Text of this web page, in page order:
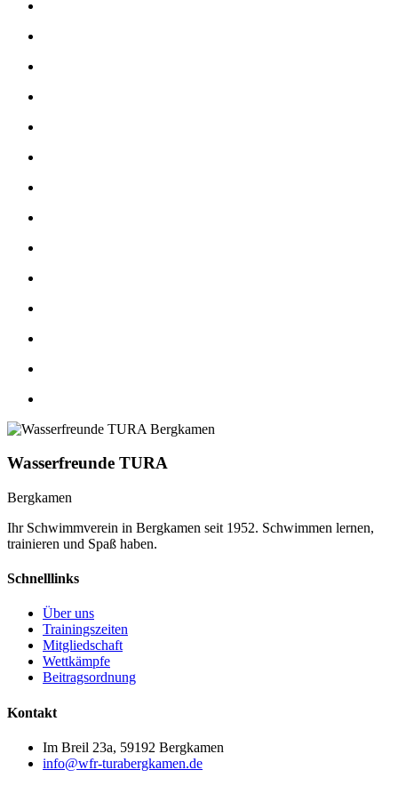
Wasserfreunde TURA
Bergkamen
Ihr Schwimmverein in Bergkamen seit 1952. Schwimmen lernen,
trainieren und Spaß haben.
Schnelllinks
Über uns
Trainingszeiten
Mitgliedschaft
Wettkämpfe
Beitragsordnung
Kontakt
Im Breil 23a, 59192 Bergkamen
info@wfr-turabergkamen.de